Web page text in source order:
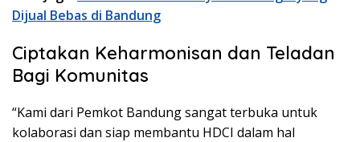
Dijual Bebas di Bandung
Ciptakan Keharmonisan dan Teladan
Bagi Komunitas
“Kami dari Pemkot Bandung sangat terbuka untuk
kolaborasi dan siap membantu HDCI dalam hal